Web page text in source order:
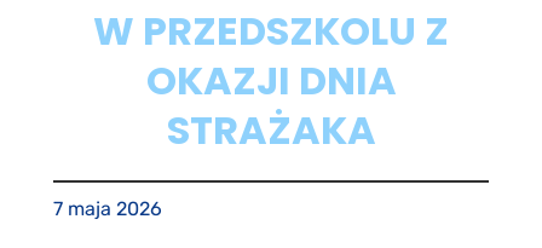
W PRZEDSZKOLU Z
OKAZJI DNIA
STRAŻAKA
7 maja 2026